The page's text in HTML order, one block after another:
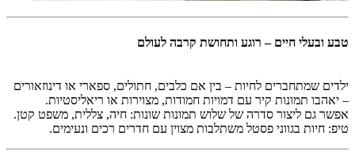
טבע ובעלי חיים – רוגע ותחושת קרבה לעולם
ילדים שמתחברים לחיות – בין אם כלבים, חתולים, ספארי או דינוזאורים
– יאהבו תמונות קיר עם דמויות חמודות, מצוירות או ריאליסטיות.
אפשר גם ליצור סדרה של שלוש תמונות שונות: חיה, צללית, משפט קטן.
טיפ: חיות בגווני פסטל משתלבות מצוין עם חדרים רכים ונעימים.